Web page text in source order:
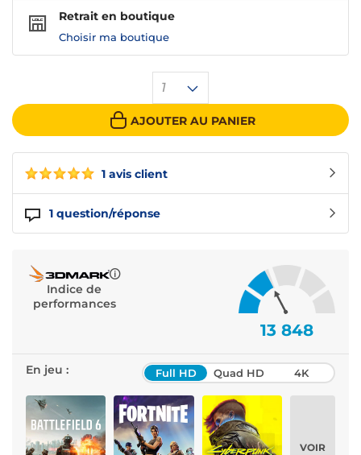
Indice de
performances
13 848
En jeu : Quad HD 4K
Full HD
VOIR
1 avis client
1 question/réponse
1
AJOUTER AU PANIER
Retrait en boutique
Choisir ma boutique